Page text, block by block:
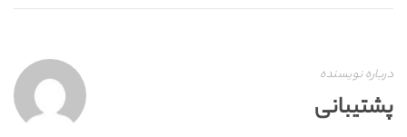
درباره نویسنده
پشتیبانی